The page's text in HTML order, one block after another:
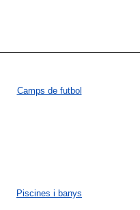
Camps de futbol
Piscines i banys